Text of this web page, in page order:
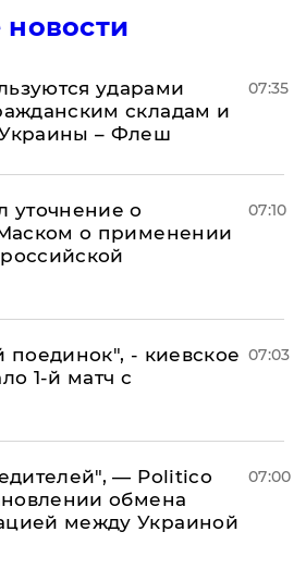
ударами
складам и
– Флеш
07:35
уточнение о
о применении
07:10
поединок", - киевское
1-й матч с
07:03
— Politico
обмена
между Украиной
07:00